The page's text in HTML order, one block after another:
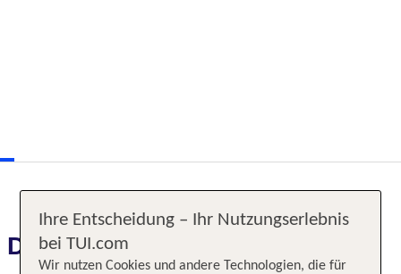
Das erwartet Sie
Ihre Entscheidung – Ihr Nutzungserlebnis
bei TUI.com
Wir nutzen Cookies und andere Technologien, die für